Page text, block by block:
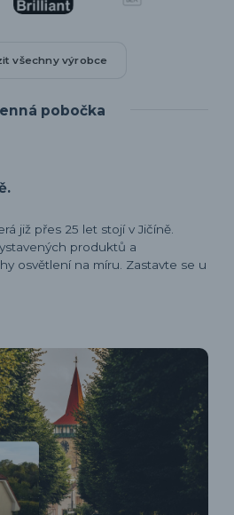
všechny výrobce
pobočka
již přes 25 let stojí v Jičíně.
produktů a
osvětlení na míru. Zastavte se u